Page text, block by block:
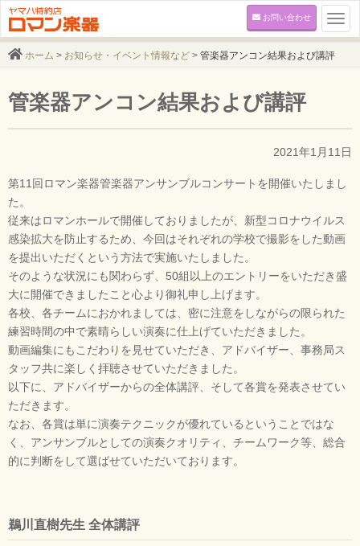
お問い合わせ
ホーム > お知らせ・イベント情報など > 管楽器アンコン結果および講評
管楽器アンコン結果および講評
2021年1月11日
第11回ロマン楽器管楽器アンサンブルコンサートを開催いたしまし
た。
従来はロマンホールで開催しておりましたが、新型コロナウイルス
感染拡大を防止するため、今回はそれぞれの学校で撮影をした動画
を提出いただくという方法で実施いたしました。
そのような状況にも関わらず、50組以上のエントリーをいただき盛
大に開催できましたこと心より御礼申し上げます。
各校、各チームにおかれましては、密に注意をしながらの限られた
練習時間の中で素晴らしい演奏に仕上げていただきました。
動画編集にもこだわりを見せていただき、アドバイザー、事務局ス
タッフ共に楽しく拝聴させていただきました。
以下に、アドバイザーからの全体講評、そして各賞を発表させてい
ただきます。
なお、各賞は単に演奏テクニックが優れているということではな
く、アンサンブルとしての演奏クオリティ、チームワーク等、総合
的に判断をして選ばせていただいております。
鵜川直樹先生 全体講評